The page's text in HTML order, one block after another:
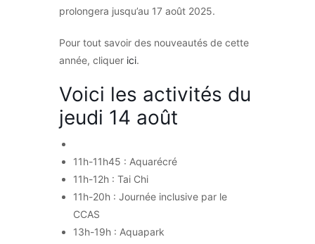
prolongera jusqu’au 17 août 2025.
Pour tout savoir des nouveautés de cette
année, cliquer ici.
Voici les activités du
jeudi 14 août
11h-11h45 : Aquarécré
11h-12h : Tai Chi
11h-20h : Journée inclusive par le
CCAS
13h-19h : Aquapark